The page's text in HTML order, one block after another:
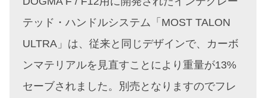
テッド・ハンドルシステム「MOST TALON
ULTRA」は、従来と同じデザインで、カーボ
ンマテリアルを見直すことにより重量が13%
セーブされました。別売となりますのでフレ